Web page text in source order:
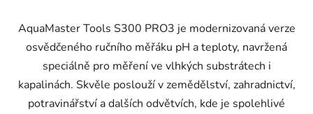
AquaMaster Tools S300 PRO3 je modernizovaná verze
osvědčeného ručního měřáku pH a teploty, navržená
speciálně pro měření ve vlhkých substrátech i
kapalinách. Skvěle poslouží v zemědělství, zahradnictví,
potravinářství a dalších odvětvích, kde je spolehlivé